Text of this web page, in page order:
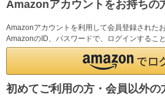
Amazonアカウントをお持ちの
Amazonアカウントを利用して会員登録されたお
AmazonのID、パスワードで、ログインすること
初めてご利用の方・会員以外の